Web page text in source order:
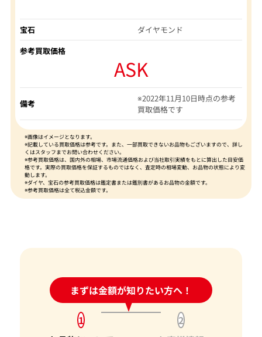
宝石
ダイヤモンド
参考買取価格
ASK
備考
※2022年11月10日時点の参考
買取価格です
※画像はイメージとなります。
※記載している買取価格は参考です。また、一部買取できないお品物もございますので、詳し
くはスタッフまでお問い合わせください。
※参考買取価格は、国内外の相場、市場流通価格および当社取引実績をもとに算出した目安価
格です。実際の買取価格を保証するものではなく、査定時の相場変動、お品物の状態により変
動します。
※ダイヤ、宝石の参考買取価格は鑑定書または鑑別書があるお品物の金額です。
※参考買取価格は全て税込金額です。
まずは金額が知りたい方へ！
24時間受付中!問い合わせフォーム
1
2